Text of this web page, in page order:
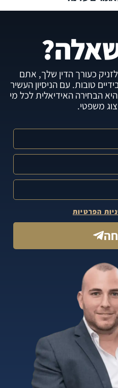
כעורך הדין שלך, אתם
טובות. עם הניסיון העשיר
הבחירה האידיאלית לכל מי
משפטי.
הפרטיות